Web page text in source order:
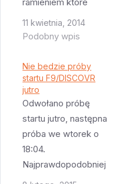
używane jest do
złapania Dragona.
zapasowy, ale
przepisy zabraniają
cumowania gdy jest
zepsuty. Jeżeli nie uda
się go zrestartować,
to trzeba będzie go
wymienić. A do tego
potrzebny jest spacer
11 kwietnia, 2014
Podobny wpis
Nie bedzie próby
startu F9/DISCOVR
jutro
Odwołano próbę
startu jutro, następna
próba we wtorek o
18:04.
Najprawdopodobniej
wynika to z